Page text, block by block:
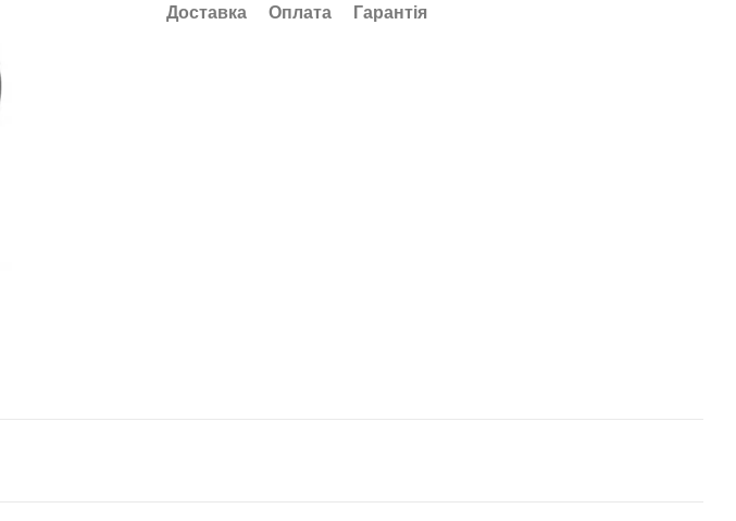
Доставка Оплата Гарантія